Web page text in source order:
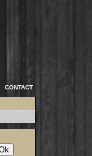
CONTACT